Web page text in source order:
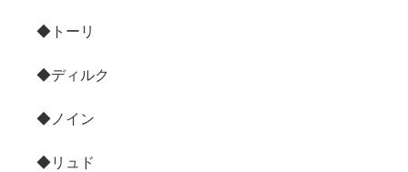
◆トーリ
◆ディルク
◆ノイン
◆リュド